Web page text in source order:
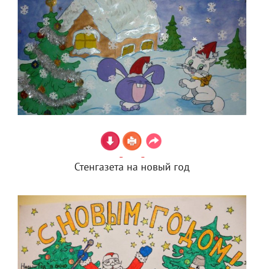
Стенгазета на новый год